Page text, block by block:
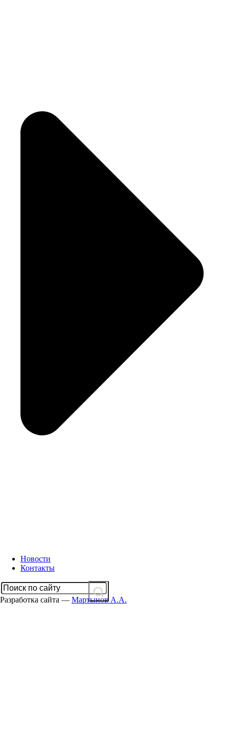
Новости
Контакты
Разработка сайта — Мартынов А.А.